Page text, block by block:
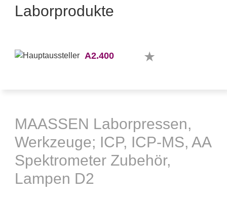
Laborprodukte
A2.400
MAASSEN Laborpressen,
Werkzeuge; ICP, ICP-MS, AA
Spektrometer Zubehör,
Lampen D2